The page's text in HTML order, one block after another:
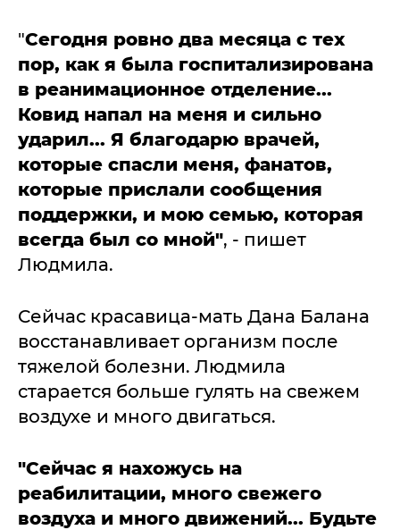
"Сегодня ровно два месяца с тех
пор, как я была госпитализирована
в реанимационное отделение...
Ковид напал на меня и сильно
ударил... Я благодарю врачей,
которые спасли меня, фанатов,
которые прислали сообщения
поддержки, и мою семью, которая
всегда был со мной", - пишет
Людмила.
Сейчас красавица-мать Дана Балана
восстанавливает организм после
тяжелой болезни. Людмила
старается больше гулять на свежем
воздухе и много двигаться.
"Сейчас я нахожусь на
реабилитации, много свежего
воздуха и много движений... Будьте